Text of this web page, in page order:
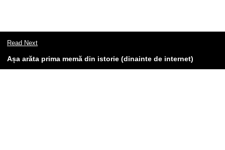
Read Next
Așa arăta prima memă din istorie (dinainte de internet)